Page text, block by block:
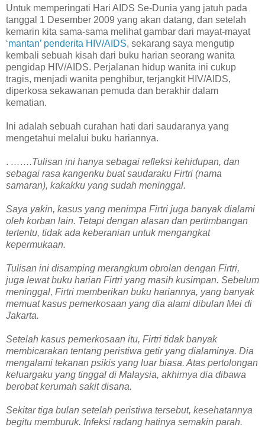
Untuk memperingati Hari AIDS Se-Dunia yang jatuh pada
tanggal 1 Desember 2009 yang akan datang, dan setelah
kemarin kita sama-sama melihat gambar dari mayat-mayat
‘mantan’ penderita HIV/AIDS, sekarang saya mengutip
kembali sebuah kisah dari buku harian seorang wanita
pengidap HIV/AIDS. Perjalanan hidup wanita ini cukup
tragis, menjadi wanita penghibur, terjangkit HIV/AIDS,
diperkosa sekawanan pemuda dan berakhir dalam
kematian.
Ini adalah sebuah curahan hati dari saudaranya yang
mengetahui melalui buku hariannya.
. …….Tulisan ini hanya sebagai refleksi kehidupan, dan
sebagai rasa kangenku buat saudaraku Firtri (nama
samaran), kakakku yang sudah meninggal.
Saya yakin, kasus yang menimpa Firtri juga banyak dialami
oleh korban lain. Tetapi dengan alasan dan pertimbangan
tertentu, tidak ada keberanian untuk mengangkat
kepermukaan.
Tulisan ini disamping merangkum obrolan dengan Firtri,
juga lewat buku harian Firtri yang masih kusimpan. Sebelum
meninggal, Firtri memberikan buku hariannya, yang banyak
memuat kasus pemerkosaan yang dia alami dibulan Mei di
Jakarta.
Setelah kasus pemerkosaan itu, Firtri tidak banyak
membicarakan tentang peristiwa getir yang dialaminya. Dia
mengalami tekanan psikis yang luar biasa. Atas pertolongan
keluargaku yang tinggal di Malaysia, akhirnya dia dibawa
berobat kerumah sakit disana.
Sekitar tiga bulan setelah peristiwa tersebut, kesehatannya
begitu memburuk. Infeksi radang hatinya semakin parah.